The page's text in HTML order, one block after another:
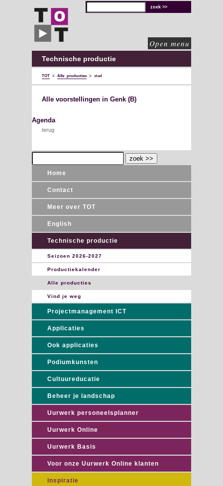
voor
culturele
sector
Open menu
Technische productie
TOT > Alle producties > stad
Alle voorstellingen in Genk (B)
Agenda
terug
Home
Contact
Meer over TOT
English
Technische productie
Seizoen 2026-2027
Productiekalender
Alle producties
Vind je weg
Projectmanagement ICT
Applicaties
Ook applicaties
Podiumkunsten
Cultuureducatie
Beheer je landschap
Uurwerk personeelsplanner
Uurwerk Online
Uurwerk Basis
Voor onze Uurwerk Online klanten
Inspiratie